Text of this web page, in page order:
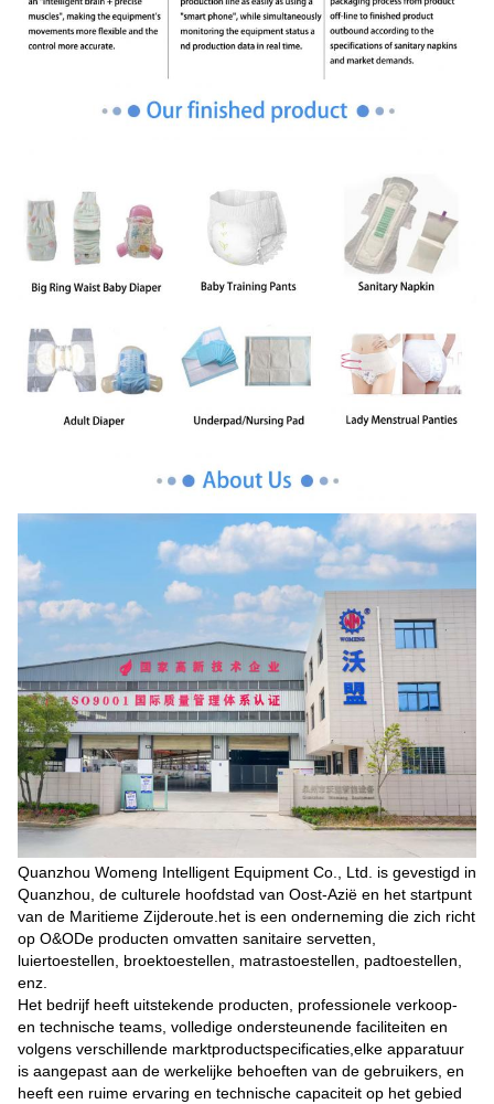
Quanzhou Womeng Intelligent Equipment Co., Ltd. is gevestigd in
Quanzhou, de culturele hoofdstad van Oost-Azië en het startpunt
van de Maritieme Zijderoute.het is een onderneming die zich richt
op O&ODe producten omvatten sanitaire servetten,
luiertoestellen, broektoestellen, matrastoestellen, padtoestellen,
enz.
Het bedrijf heeft uitstekende producten, professionele verkoop-
en technische teams, volledige ondersteunende faciliteiten en
volgens verschillende marktproductspecificaties,elke apparatuur
is aangepast aan de werkelijke behoeften van de gebruikers, en
heeft een ruime ervaring en technische capaciteit op het gebied